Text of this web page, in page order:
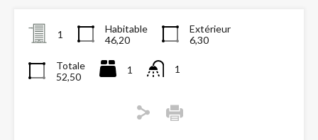
1
Habitable
46,20
Extérieur
6,30
Totale
52,50
1 1